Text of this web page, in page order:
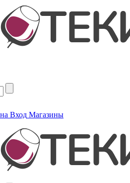
Вход Магазины